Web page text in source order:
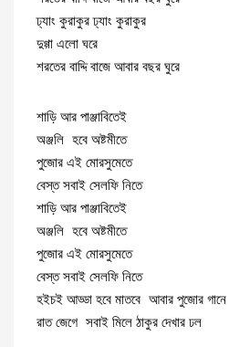
ঢ্যাং কুরাকুর ঢ্যাং কুরাকুর
দুগ্গা এলো ঘরে
শরতের বাদ্দি বাজে আবার বছর ঘুরে
শাড়ি আর পাঞ্জাবিতেই
অঞ্জলি হবে অষ্টমীতে
পুজোর এই মোরসুমেতে
বেস্ত সবাই সেলফি নিতে
শাড়ি আর পাঞ্জাবিতেই
অঞ্জলি হবে অষ্টমীতে
পুজোর এই মোরসুমেতে
বেস্ত সবাই সেলফি নিতে
হইচই আড্ডা হবে মাতবে আবার পুজোর গানে
রাত জেগে সবাই মিলে ঠাকুর দেখার ঢল